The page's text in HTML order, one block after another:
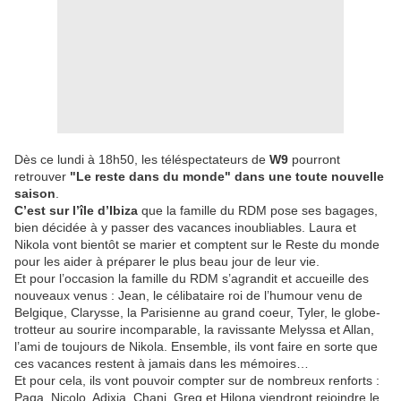
Dès ce lundi à 18h50, les téléspectateurs de W9 pourront
retrouver "Le reste dans du monde" dans une toute nouvelle
saison
C’est sur l’île d’Ibiza que la famille du RDM pose ses bagages,
bien décidée à y passer des vacances inoubliables. Laura et
Nikola vont bientôt se marier et comptent sur le Reste du monde
pour les aider à préparer le plus beau jour de leur vie.
Et pour l’occasion la famille du RDM s’agrandit et accueille des
nouveaux venus : Jean, le célibataire roi de l’humour venu de
Belgique, Clarysse, la Parisienne au grand coeur, Tyler, le globe-
trotteur au sourire incomparable, la ravissante Melyssa et Allan,
l’ami de toujours de Nikola. Ensemble, ils vont faire en sorte que
ces vacances restent à jamais dans les mémoires…
Et pour cela, ils vont pouvoir compter sur de nombreux renforts :
Paga, Nicolo, Adixia, Chani, Greg et Hilona viendront rejoindre le